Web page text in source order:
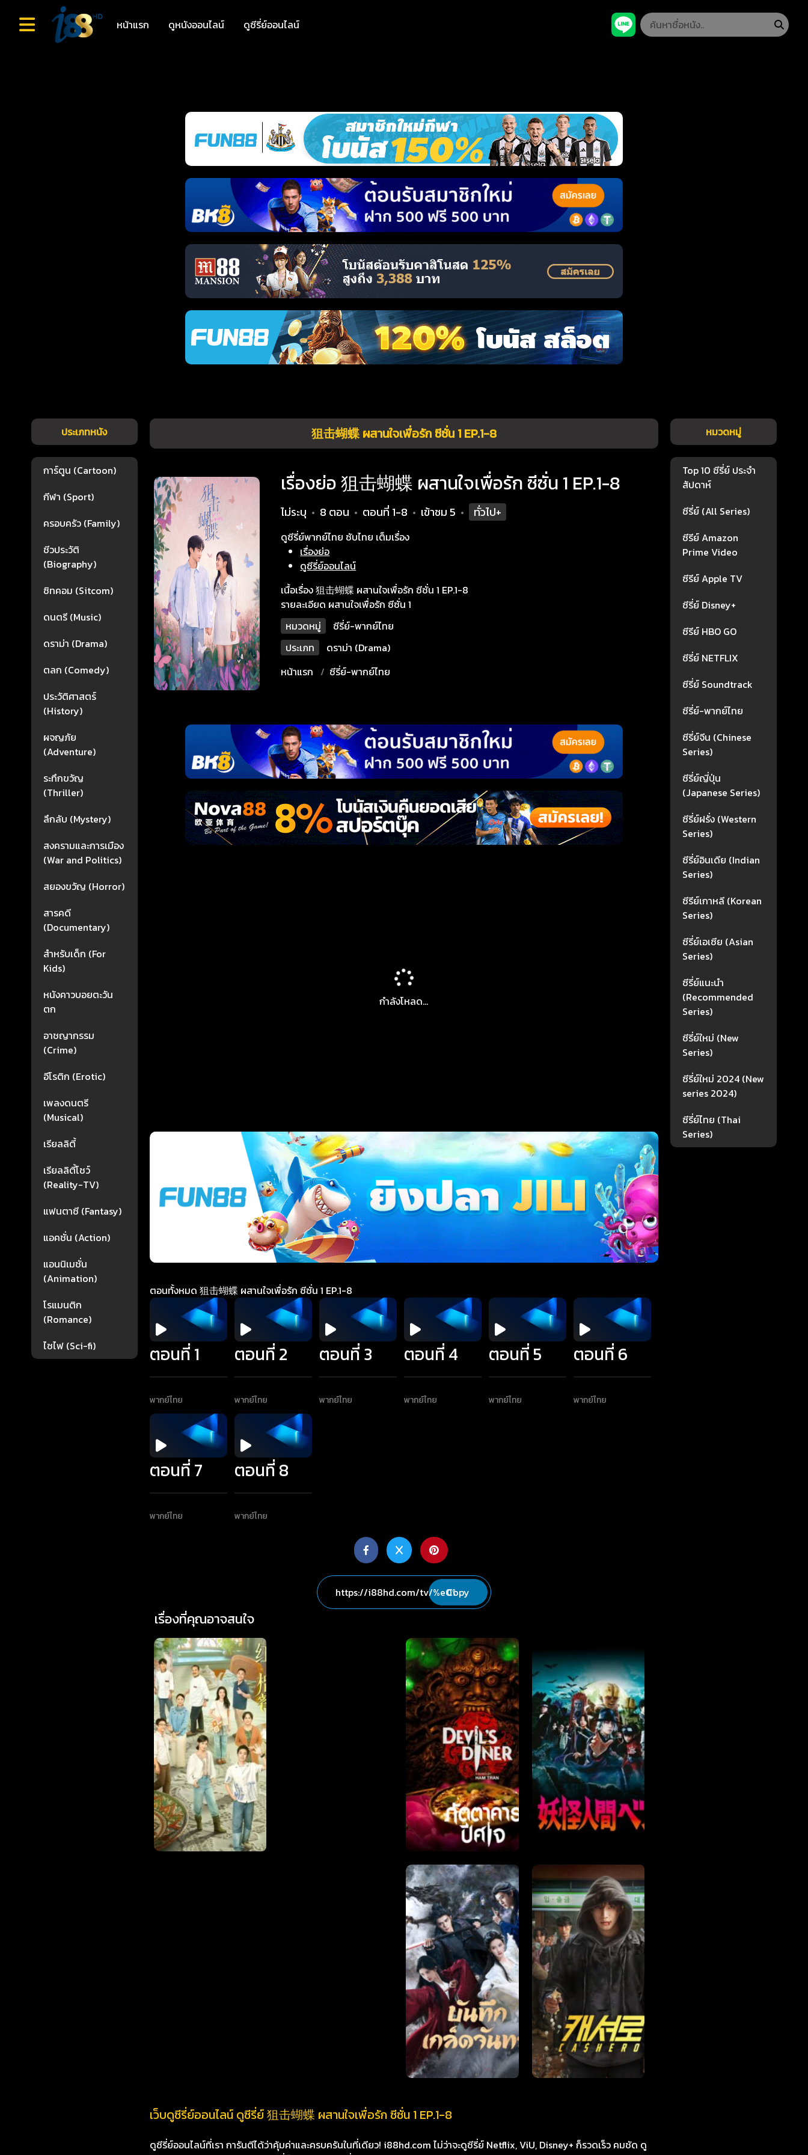
หน้าแรก ดูหนังออนไลน์ ดูซีรี่ย์ออนไลน์
ประเภทหนัง
การ์ตูน (Cartoon)
กีฬา (Sport)
ครอบครัว (Family)
ชีวประวัติ
(Biography)
ซิทคอม (Sitcom)
ดนตรี (Music)
ดราม่า (Drama)
ตลก (Comedy)
ประวัติศาสตร์
(History)
ผจญภัย
(Adventure)
ระทึกขวัญ
(Thriller)
ลึกลับ (Mystery)
สงครามและการเมือง
(War and Politics)
สยองขวัญ (Horror)
สารคดี
(Documentary)
สำหรับเด็ก (For
Kids)
หนังคาวบอยตะวัน
ตก
อาชญากรรม
(Crime)
อีโรติก (Erotic)
เพลงดนตรี
(Musical)
เรียลลิตี้
เรียลลิตี้โชว์
(Reality-TV)
แฟนตาซี (Fantasy)
แอคชั่น (Action)
แอนนิเมชั่น
(Animation)
โรแมนติก
(Romance)
ไซไฟ (Sci-fi)
狙击蝴蝶 ผสานใจเพื่อรัก ซีซั่น 1 EP.1-8
เรื่องย่อ 狙击蝴蝶 ผสานใจเพื่อรัก ซีซั่น 1 EP.1-8
ไม่ระบุ • 8 ตอน • ตอนที่ 1-8 • เข้าชม 5 • ทั่วไป+
ดูซีรี่ย์พากย์ไทย ซับไทย เต็มเรื่อง
เรื่องย่อ
ดูซีรี่ย์ออนไลน์
เนื้อเรื่อง 狙击蝴蝶 ผสานใจเพื่อรัก ซีซั่น 1 EP.1-8
รายละเอียด ผสานใจเพื่อรัก ซีซั่น 1
หมวดหมู่
ซีรี่ย์-พากย์ไทย
ประเภท
ดราม่า (Drama)
หน้าแรก
ซีรี่ย์-พากย์ไทย
กำลังโหลด...
ตอนทั้งหมด 狙击蝴蝶 ผสานใจเพื่อรัก ซีซั่น 1 EP.1-8
ตอนที่ 1
พากย์ไทย
ตอนที่ 2
พากย์ไทย
ตอนที่ 3
พากย์ไทย
ตอนที่ 4
พากย์ไทย
ตอนที่ 5
พากย์ไทย
ตอนที่ 6
พากย์ไทย
ตอนที่ 7
พากย์ไทย
ตอนที่ 8
พากย์ไทย
Copy
เรื่องที่คุณอาจสนใจ
เว็บดูซีรี่ย์ออนไลน์ ดูซีรี่ย์ 狙击蝴蝶 ผสานใจเพื่อรัก ซีซั่น 1 EP.1-8
ดูซีรี่ย์ออนไลน์ที่เรา การันตีได้ว่าคุ้มค่าและครบครันในที่เดียว! i88hd.com ไม่ว่าจะดูซีรี่ย์ Netflix, ViU, Disney+ ก็รวดเร็ว คมชัด ดู
หมวดหมู่
Top 10 ซีรี่ย์ ประจำ
สัปดาห์
ซีรี่ย์ (All Series)
ซีรีย์ Amazon
Prime Video
ซีรีย์ Apple TV
ซีรี่ย์ Disney+
ซีรีย์ HBO GO
ซีรี่ย์ NETFLIX
ซีรี่ย์ Soundtrack
ซีรี่ย์-พากย์ไทย
ซีรี่ย์จีน (Chinese
Series)
ซีรี่ย์ญี่ปุ่น
(Japanese Series)
ซีรี่ย์ฝรั่ง (Western
Series)
ซีรี่ย์อินเดีย (Indian
Series)
ซีรีย์เกาหลี (Korean
Series)
ซีรี่ย์เอเซีย (Asian
Series)
ซีรี่ย์แนะนำ
(Recommended
Series)
ซีรี่ย์ใหม่ (New
Series)
ซีรี่ย์ใหม่ 2024 (New
series 2024)
ซีรี่ย์ไทย (Thai
Series)